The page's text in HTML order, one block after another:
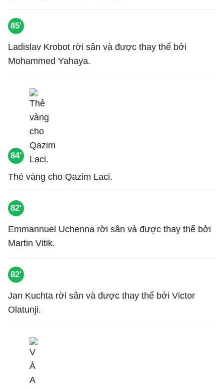
85'
Ladislav Krobot rời sân và được thay thế bởi
Mohammed Yahaya.
84'
Thẻ vàng cho Qazim Laci.
82'
Emmannuel Uchenna rời sân và được thay thế bởi
Martin Vitik.
82'
Jan Kuchta rời sân và được thay thế bởi Victor
Olatunji.